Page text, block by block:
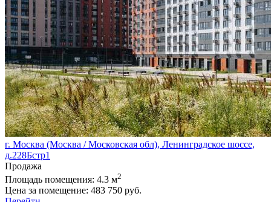
г. Москва (Москва / Московская обл), Ленинградское шоссе,
д.228Бстр1
Продажа
Площадь помещения: 4.3 м2
Цена за помещение: 483 750 руб.